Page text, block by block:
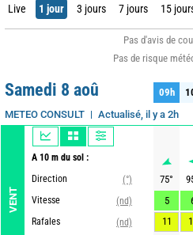
Live 1 jour 3 jours 7 jours 15
Pas d'avis de
Pas de risque
Samedi 8 aoû
METEO CONSULT Actualisé, il y a 2h
VENT
A 10 m du sol :
Direction
(°)
Vitesse
(nd)
Rafales
(nd)
09h
09h
75°
5
11